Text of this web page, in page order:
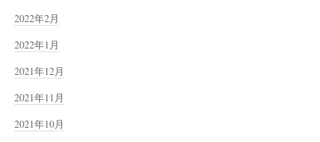
2022年2月
2022年1月
2021年12月
2021年11月
2021年10月